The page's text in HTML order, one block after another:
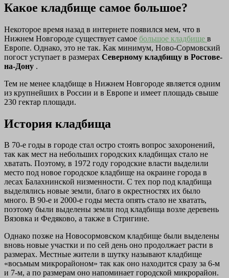
Какое кладбище самое большое?
Некоторое время назад в интернете появился мем, что в
Нижнем Новгороде существует самое большое кладбище в
Европе. Однако, это не так. Как минимум, Ново-Сормовский
погост уступает в размерах Северному кладбищу в Ростове-
на-Дону .
Тем не менее кладбище в Нижнем Новгороде является одним
из крупнейших в России и в Европе и имеет площадь свыше
230 гектар площади.
История кладбища
В 70-е годы в городе стал остро стоять вопрос захоронений,
так как мест на небольших городских кладбищах стало не
хватать. Поэтому, в 1972 году городские власти выделили
место под новое городское кладбище на окраине города в
лесах Балахнинской низменности. С тех пор под кладбища
выделялись новые земли, благо в окрестностях их было
много. В 90-е и 2000-е годы места опять стало не хватать,
поэтому были выделены земли под кладбища возле деревень
Вязовка и Федяково, а также в Стригине.
Однако позже на Новосормовском кладбище были выделены
вновь новые участки и по сей день оно продолжает расти в
размерах. Местные жители в шутку называют кладбище
«восьмым микрорайоном» так как оно находится сразу за 6-м
и 7-м, а по размерам оно напоминает городской микрорайон.